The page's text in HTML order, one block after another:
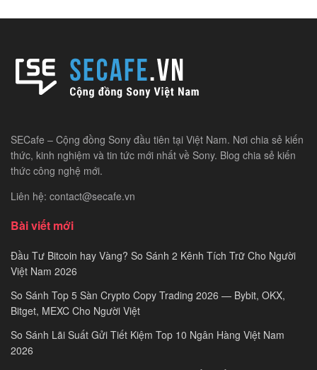
SECafe – Cộng đồng Sony đầu tiên tại Việt Nam. Nơi chia sẻ kiến
thức, kinh nghiệm và tin tức mới nhất về Sony. Blog chia sẻ kiến
thức công nghệ mới.
Liên hệ: contact@secafe.vn
Bài viết mới
Đầu Tư Bitcoin hay Vàng? So Sánh 2 Kênh Tích Trữ Cho Người
Việt Nam 2026
So Sánh Top 5 Sàn Crypto Copy Trading 2026 — Bybit, OKX,
Bitget, MEXC Cho Người Việt
So Sánh Lãi Suất Gửi Tiết Kiệm Top 10 Ngân Hàng Việt Nam
2026